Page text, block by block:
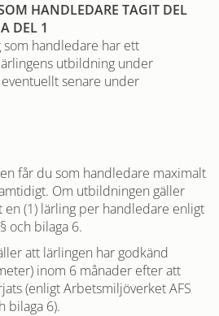
HANDLEDARE TAGIT DEL
DEL 1
som handledare har ett
utbildning under
senare under
får du som handledare maximalt
Om utbildningen gäller
en (1) lärling per handledare enligt
och bilaga 6.
att lärlingen har godkänd
inom 6 månader efter att
(enligt Arbetsmiljöverket AFS
bilaga 6).